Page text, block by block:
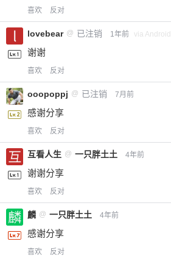
喜欢 反对
lovebear @ 已注销 1年前 via Android
谢谢
喜欢 反对
ooopoppj @ 已注销 7月前
感谢分享
喜欢 反对
互看人生 @ 一只胖土土 4年前
谢谢分享
喜欢 反对
麟 @ 一只胖土土 4年前
感谢分享
喜欢 反对